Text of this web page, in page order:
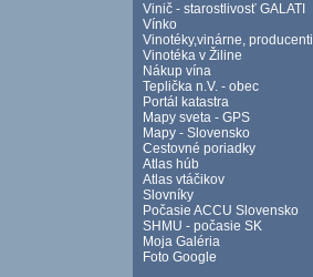
Vinič - starostlivosť GALATI
Vínko
Vinotéky,vinárne, producenti
Vinotéka v Žiline
Nákup vína
Teplička n.V. - obec
Portál katastra
Mapy sveta - GPS
Mapy - Slovensko
Cestovné poriadky
Atlas húb
Atlas vtáčikov
Slovníky
Počasie ACCU Slovensko
SHMU - počasie SK
Moja Galéria
Foto Google